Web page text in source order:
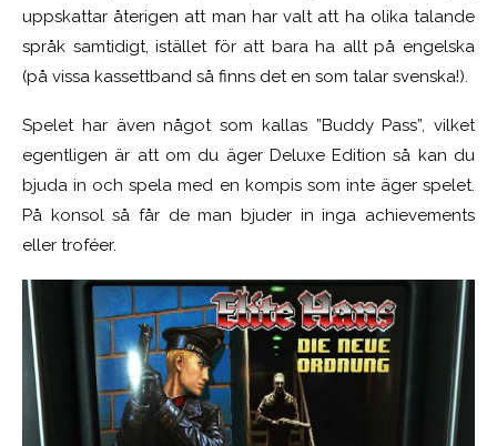
uppskattar återigen att man har valt att ha olika talande
språk samtidigt, istället för att bara ha allt på engelska
(på vissa kassettband så finns det en som talar svenska!).
Spelet har även något som kallas ”Buddy Pass”, vilket
egentligen är att om du äger Deluxe Edition så kan du
bjuda in och spela med en kompis som inte äger spelet.
På konsol så får de man bjuder in inga achievements
eller troféer.